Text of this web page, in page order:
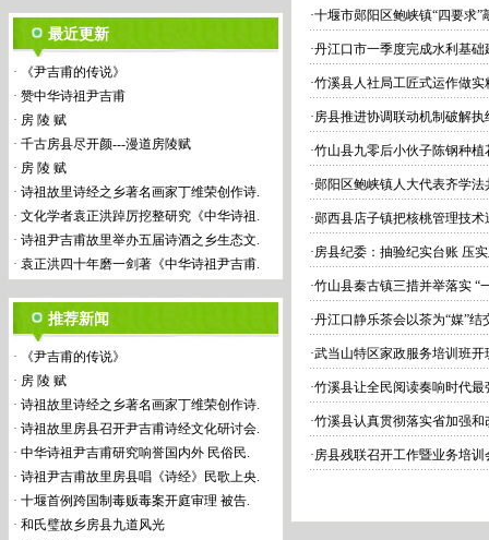
最近更新
· 《尹吉甫的传说》
· 赞中华诗祖尹吉甫
· 房 陵 赋
· 千古房县尽开颜---漫道房陵赋
· 房 陵 赋
· 诗祖故里诗经之乡著名画家丁维荣创作诗.
· 文化学者袁正洪踔厉挖整研究《中华诗祖.
· 诗祖尹吉甫故里举办五届诗酒之乡生态文.
· 袁正洪四十年磨一剑著《中华诗祖尹吉甫.
推荐新闻
· 《尹吉甫的传说》
· 房 陵 赋
· 诗祖故里诗经之乡著名画家丁维荣创作诗.
· 诗祖故里房县召开尹吉甫诗经文化研讨会.
· 中华诗祖尹吉甫研究响誉国内外 民俗民.
· 诗祖尹吉甫故里房县唱《诗经》民歌上央.
· 十堰首例跨国制毒贩毒案开庭审理 被告.
· 和氏璧故乡房县九道风光
·十堰市郧阳区鲍峡镇“四要求”
·丹江口市一季度完成水利基础
·竹溪县人社局工匠式运作做实
·房县推进协调联动机制破解执
·竹山县九零后小伙子陈钢种植
·郧阳区鲍峡镇人大代表齐学法
·郧西县店子镇把核桃管理技术
·房县纪委：抽验纪实台账 压
·竹山县秦古镇三措并举落实 “
·丹江口静乐茶会以茶为“媒”结
·武当山特区家政服务培训班开
·竹溪县让全民阅读奏响时代最
·竹溪县认真贯彻落实省加强
·房县残联召开工作暨业务培训